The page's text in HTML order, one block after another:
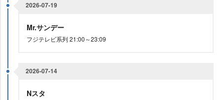
2026-07-19
Mr.サンデー
フジテレビ系列 21:00～23:09
2026-07-14
Nスタ